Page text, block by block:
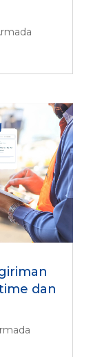
dan